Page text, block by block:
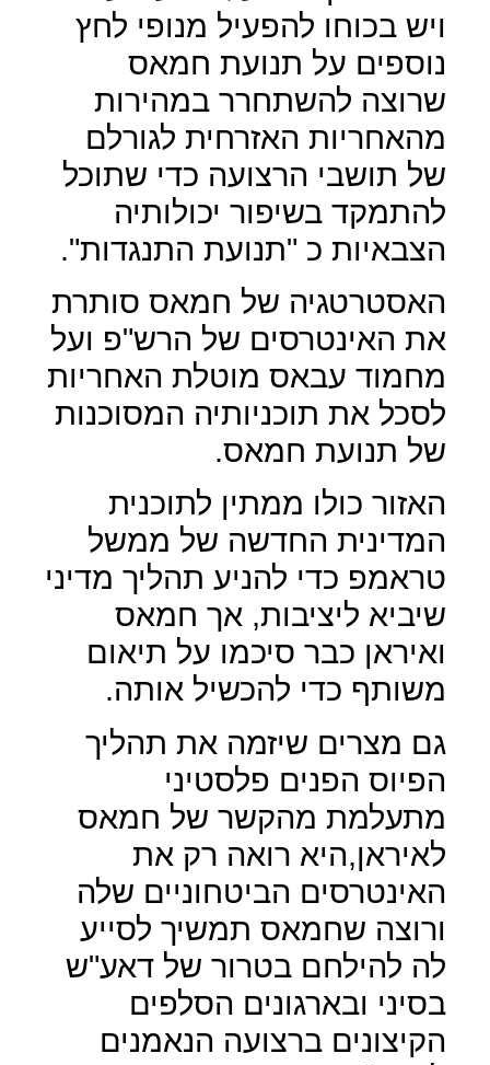
ויש בכוחו להפעיל מנופי לחץ
נוספים על תנועת חמאס
שרוצה להשתחרר במהירות
מהאחריות האזרחית לגורלם
של תושבי הרצועה כדי שתוכל
להתמקד בשיפור יכולותיה
הצבאיות כ "תנועת התנגדות".
האסטרטגיה של חמאס סותרת
את האינטרסים של הרש"פ ועל
מחמוד עבאס מוטלת האחריות
לסכל את תוכניותיה המסוכנות
של תנועת חמאס.
האזור כולו ממתין לתוכנית
המדינית החדשה של ממשל
טראמפ כדי להניע תהליך מדיני
שיביא ליציבות, אך חמאס
ואיראן כבר סיכמו על תיאום
משותף כדי להכשיל אותה.
גם מצרים שיזמה את תהליך
הפיוס הפנים פלסטיני
מתעלמת מהקשר של חמאס
לאיראן,היא רואה רק את
האינטרסים הביטחוניים שלה
ורוצה שחמאס תמשיך לסייע
לה להילחם בטרור של דאע"ש
בסיני ובארגונים הסלפים
הקיצונים ברצועה הנאמנים